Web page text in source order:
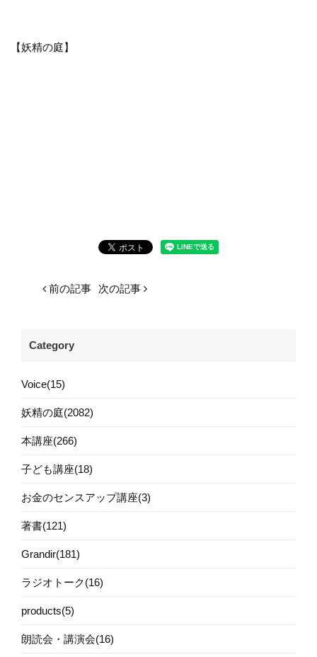
【妖精の庭】
前の記事 次の記事
Category
Voice(15)
妖精の庭(2082)
本講座(266)
子ども講座(18)
お金のセンスアップ講座(3)
著書(121)
Grandir(181)
ラジオトーク(16)
products(5)
朗読会・講演会(16)